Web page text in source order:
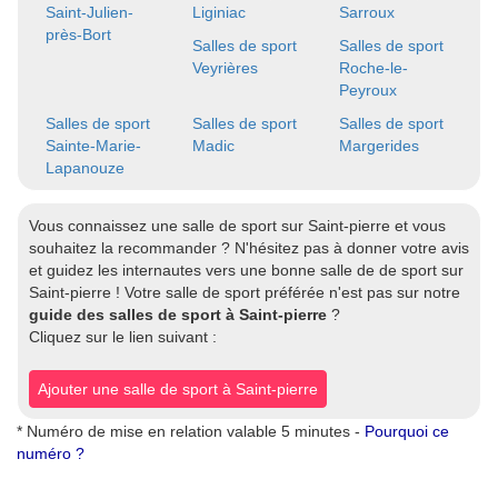
Saint-Julien-
près-Bort
Liginiac
Sarroux
Salles de sport
Veyrières
Salles de sport
Roche-le-
Peyroux
Salles de sport
Sainte-Marie-
Lapanouze
Salles de sport
Madic
Salles de sport
Margerides
Vous connaissez une salle de sport sur Saint-pierre et vous
souhaitez la recommander ? N'hésitez pas à donner votre avis
et guidez les internautes vers une bonne salle de de sport sur
Saint-pierre ! Votre salle de sport préférée n'est pas sur notre
guide des salles de sport à Saint-pierre ?
Cliquez sur le lien suivant :
Ajouter une salle de sport à Saint-pierre
* Numéro de mise en relation valable 5 minutes - Pourquoi ce
numéro ?